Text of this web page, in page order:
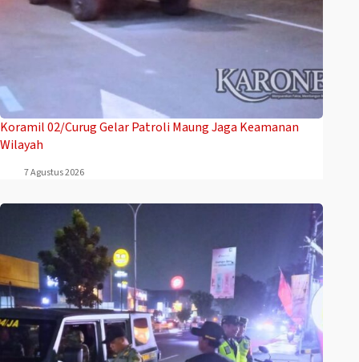
Koramil 02/Curug Gelar Patroli Maung Jaga Keamanan
Wilayah
7 Agustus 2026